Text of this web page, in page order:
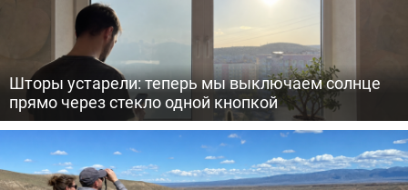
Шторы устарели: теперь мы выключаем солнце
прямо через стекло одной кнопкой